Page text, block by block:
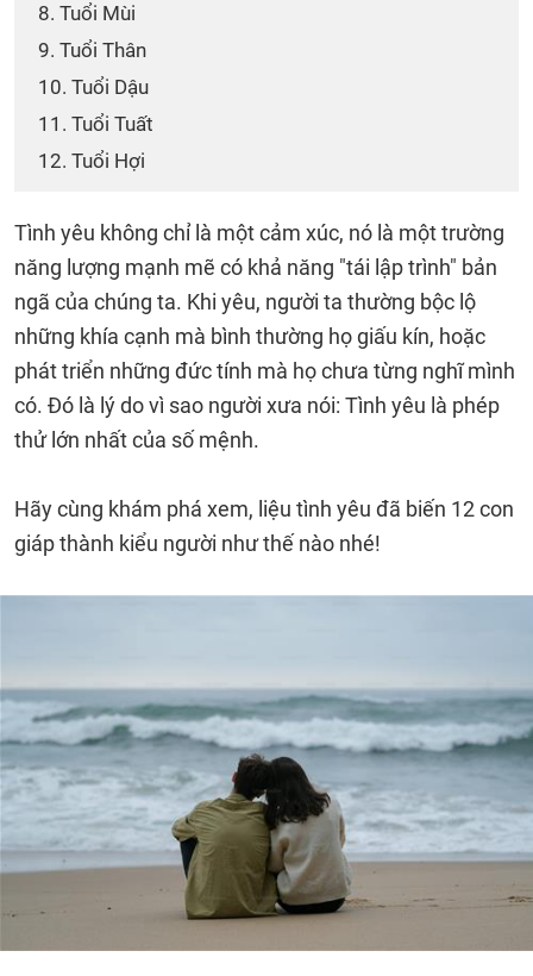
8. Tuổi Mùi
9. Tuổi Thân
10. Tuổi Dậu
11. Tuổi Tuất
12. Tuổi Hợi
Tình yêu không chỉ là một cảm xúc, nó là một trường
năng lượng mạnh mẽ có khả năng "tái lập trình" bản
ngã của chúng ta. Khi yêu, người ta thường bộc lộ
những khía cạnh mà bình thường họ giấu kín, hoặc
phát triển những đức tính mà họ chưa từng nghĩ mình
có. Đó là lý do vì sao người xưa nói: Tình yêu là phép
thử lớn nhất của số mệnh.
Hãy cùng khám phá xem, liệu tình yêu đã biến 12 con
giáp thành kiểu người như thế nào nhé!